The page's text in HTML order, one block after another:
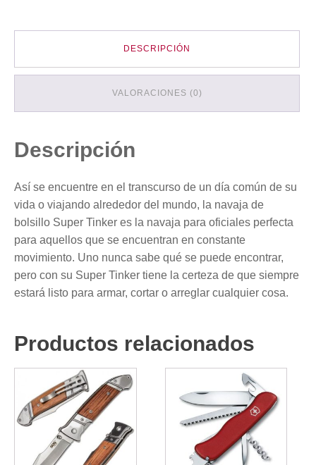
DESCRIPCIÓN
VALORACIONES (0)
Descripción
Así se encuentre en el transcurso de un día común de su
vida o viajando alrededor del mundo, la navaja de
bolsillo Super Tinker es la navaja para oficiales perfecta
para aquellos que se encuentran en constante
movimiento. Uno nunca sabe qué se puede encontrar,
pero con su Super Tinker tiene la certeza de que siempre
estará listo para armar, cortar o arreglar cualquier cosa.
Productos relacionados